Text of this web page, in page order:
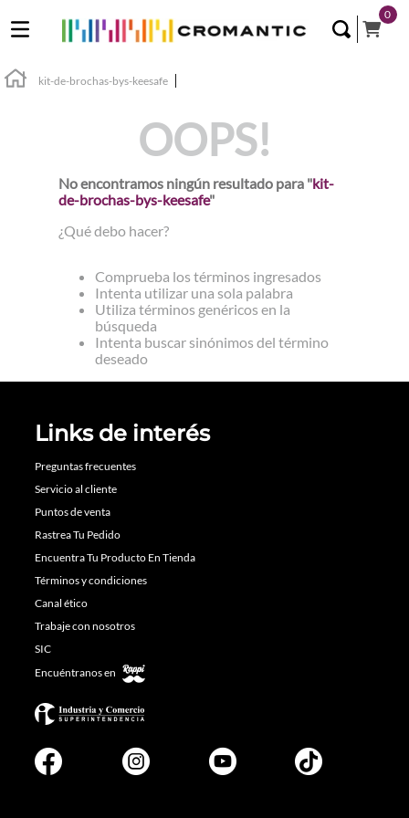
0
kit-de-brochas-bys-keesafe
OOPS!
No encontramos ningún resultado para "kit-
de-brochas-bys-keesafe"
¿Qué debo hacer?
Comprueba los términos ingresados
Intenta utilizar una sola palabra
Utiliza términos genéricos en la
búsqueda
Intenta buscar sinónimos del término
deseado
Links de interés
Preguntas frecuentes
Servicio al cliente
Puntos de venta
Rastrea Tu Pedido
Encuentra Tu Producto En Tienda
Términos y condiciones
Canal ético
Trabaje con nosotros
SIC
Encuéntranos en